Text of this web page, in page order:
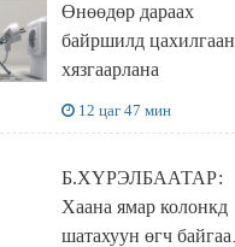
ДЭЛХИЙД
СУРТАЛЧИЛАХ гол
бодлого
Өнөөдөр дараах
байршилд цахилгаан
хязгаарлана
12 цаг 47 мин
Б.ХҮРЭЛБААТАР:
Хаана ямар колонкд
шатахуун өгч байгаа,